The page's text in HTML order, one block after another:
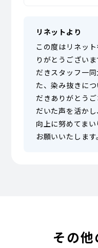
リネットより
この度はリネッ
りがとうござい
だきスタッフ一
た、染み抜きに
だきありがとう
だいた声を活か
向上に努めてま
お願いいたします
その